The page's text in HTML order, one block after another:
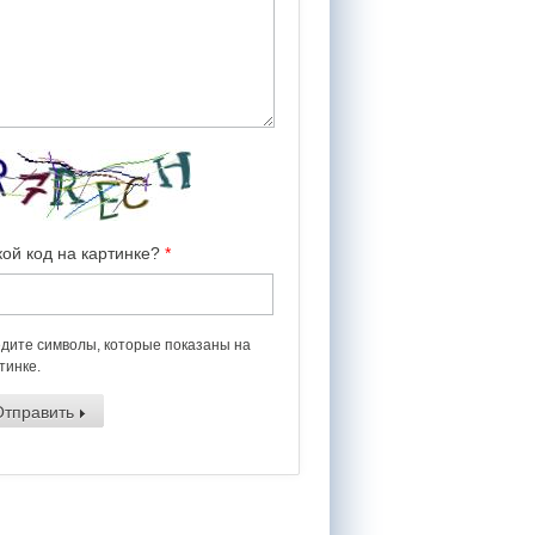
код на картинке? *
символы, которые показаны на